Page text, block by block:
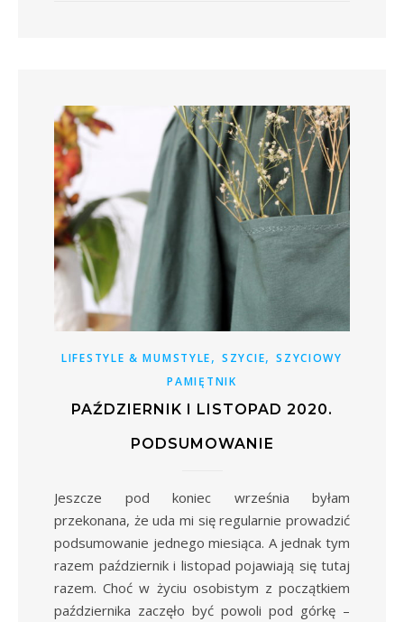
LIFESTYLE & MUMSTYLE,SZYCIE,SZYCIOWY
PAMIĘTNIK
PAŹDZIERNIK I LISTOPAD 2020.
PODSUMOWANIE
Jeszcze pod koniec września byłam
przekonana, że uda mi się regularnie prowadzić
podsumowanie jednego miesiąca. A jednak tym
razem październik i listopad pojawiają się tutaj
razem. Choć w życiu osobistym z początkiem
października zaczęło być powoli pod górkę –